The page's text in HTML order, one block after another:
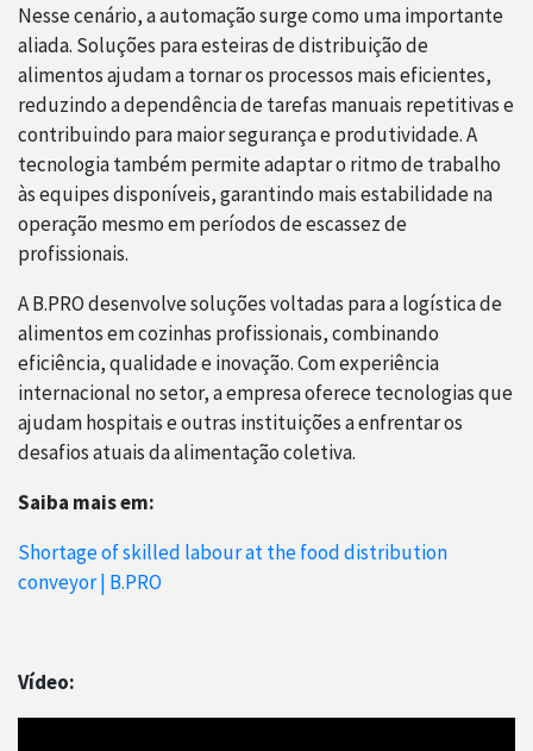
Nesse cenário, a automação surge como uma importante
aliada. Soluções para esteiras de distribuição de
alimentos ajudam a tornar os processos mais eficientes,
reduzindo a dependência de tarefas manuais repetitivas e
contribuindo para maior segurança e produtividade. A
tecnologia também permite adaptar o ritmo de trabalho
às equipes disponíveis, garantindo mais estabilidade na
operação mesmo em períodos de escassez de
profissionais.
A B.PRO desenvolve soluções voltadas para a logística de
alimentos em cozinhas profissionais, combinando
eficiência, qualidade e inovação. Com experiência
internacional no setor, a empresa oferece tecnologias que
ajudam hospitais e outras instituições a enfrentar os
desafios atuais da alimentação coletiva.
Saiba mais em:
Shortage of skilled labour at the food distribution
conveyor | B.PRO
Vídeo: